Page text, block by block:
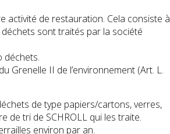
activité de restauration. Cela consiste à
sont traités par la société
déchets.
Grenelle II de l’environnement (Art. L.
de type papiers/cartons, verres,
de tri de SCHROLL qui les traite.
environ par an.